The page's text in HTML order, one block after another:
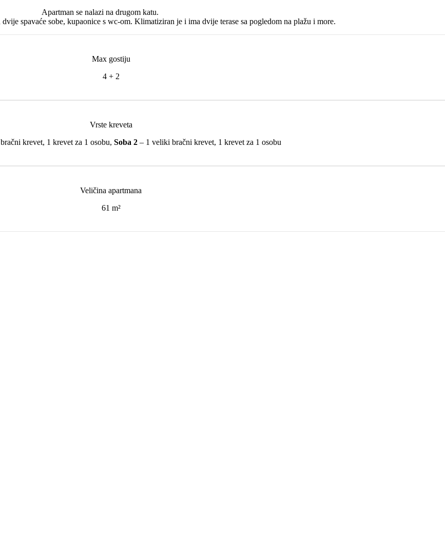
Apartman se nalazi na drugom katu.
spavaće sobe, kupaonice s wc-om. Klimatiziran je i ima dvije terase sa pogledom na plažu i more.
Max gostiju
4 + 2
Vrste kreveta
krevet, 1 krevet za 1 osobu, Soba 2 – 1 veliki bračni krevet, 1 krevet za 1 osobu
Veličina apartmana
61 m²